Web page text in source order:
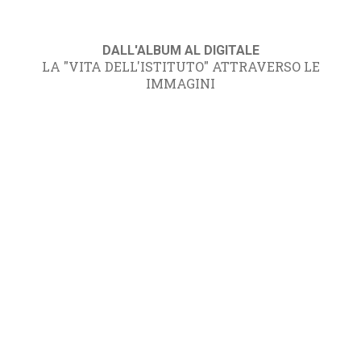
DALL'ALBUM AL DIGITALE
LA "VITA DELL'ISTITUTO" ATTRAVERSO LE
IMMAGINI